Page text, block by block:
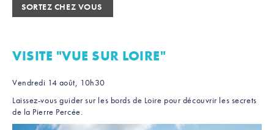
SORTEZ CHEZ VOUS
VISITE "VUE SUR LOIRE"
Vendredi 14 août, 10h30
Laissez-vous guider sur les bords de Loire pour découvrir les secrets
de la Pierre Percée.